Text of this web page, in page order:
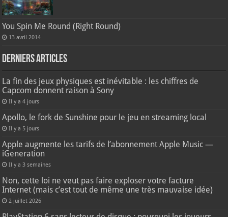
You Spin Me Round (Right Round)
13 avril 2014
Derniers articles
La fin des jeux physiques est inévitable : les chiffres de
Capcom donnent raison à Sony
Il y a 4 jours
Apollo, le fork de Sunshine pour le jeu en streaming local
Il y a 5 jours
Apple augmente les tarifs de l’abonnement Apple Music —
iGeneration
Il y a 3 semaines
Non, cette loi ne veut pas faire exploser votre facture
Internet (mais c’est tout de même une très mauvaise idée)
2 juillet 2026